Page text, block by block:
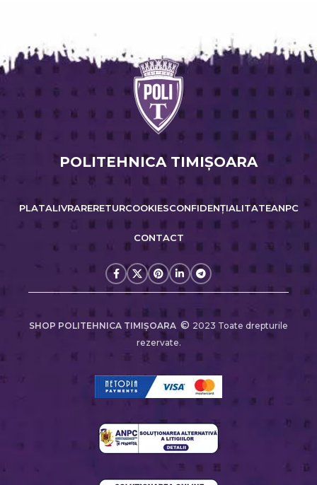
POLITEHNICA TIMIŞOARA
PLATALIVRARERETURCOOKIESCONFIDENȚIALITATEANPC
CONTACT
SHOP POLITEHNICA TIMIŞOARA © 2023 Toate drepturile
rezervate.